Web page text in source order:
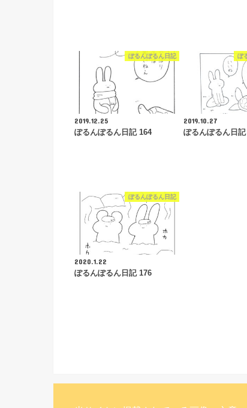
ぽるんぽるん日記
2019.12.25
ぽるんぽるん日記 164
ぽ
2019.10.27
ぽるんぽるん日
ぽるんぽるん日記
2020.1.22
ぽるんぽるん日記 176